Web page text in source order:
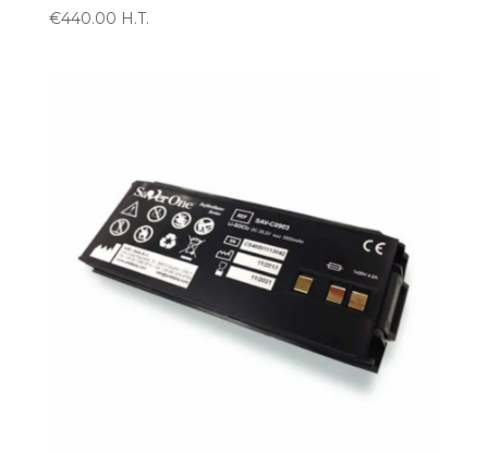
€440.00 H.T.